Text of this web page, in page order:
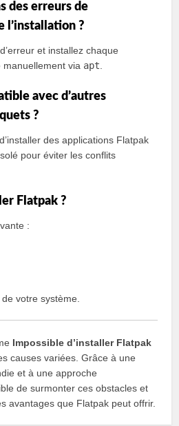
des erreurs de
l’installation ?
et installez chaque
via apt
avec d’autres
?
des applications Flatpak
pour éviter les conflits
Flatpak ?
:
votre système.
Impossible d’installer Flatpak
causes variées. Grâce à une
et à une approche
de surmonter ces obstacles et
avantages que Flatpak peut offrir.